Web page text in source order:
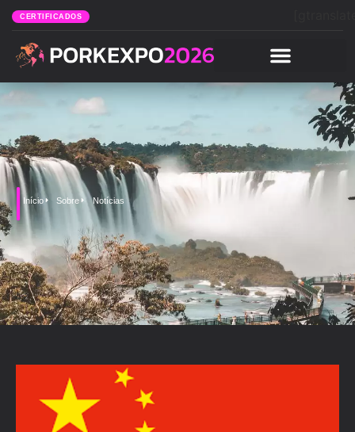
CERTIFICADOS
Início Sobre Notícias